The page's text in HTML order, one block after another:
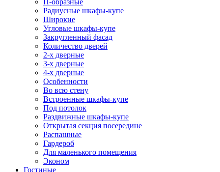
П-образные
Радиусные шкафы-купе
Широкие
Угловые шкафы-купе
Закругленный фасад
Количество дверей
2-х дверные
3-х дверные
4-х дверные
Особенности
Во всю стену
Встроенные шкафы-купе
Под потолок
Раздвижные шкафы-купе
Открытая секция посередине
Распашные
Гардероб
Для маленького помещения
Эконом
Гостиные